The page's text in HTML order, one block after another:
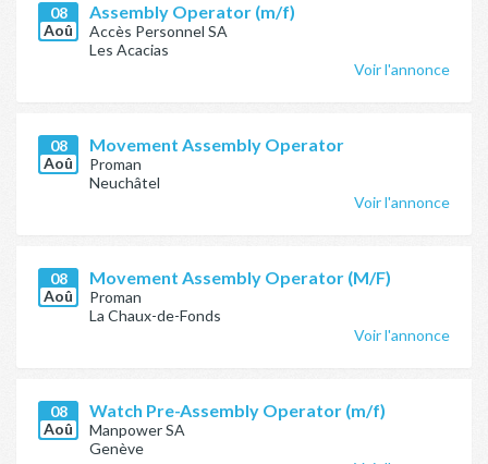
08
Aoû
Assembly Operator (m/f)
Accès Personnel SA
Les Acacias
Voir l'annonce
08
Aoû
Movement Assembly Operator
Proman
Neuchâtel
Voir l'annonce
08
Aoû
Movement Assembly Operator (M/F)
Proman
La Chaux-de-Fonds
Voir l'annonce
08
Aoû
Watch Pre-Assembly Operator (m/f)
Manpower SA
Genève